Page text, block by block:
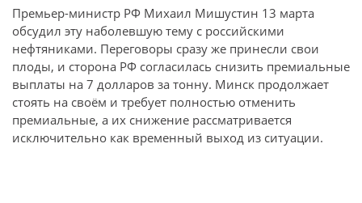
Премьер-министр РФ Михаил Мишустин 13 марта
обсудил эту наболевшую тему с российскими
нефтяниками. Переговоры сразу же принесли свои
плоды, и сторона РФ согласилась снизить премиальные
выплаты на 7 долларов за тонну. Минск продолжает
стоять на своём и требует полностью отменить
премиальные, а их снижение рассматривается
исключительно как временный выход из ситуации.